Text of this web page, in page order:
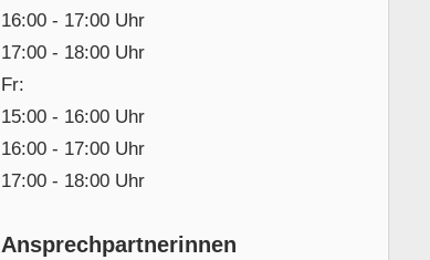
16:00 - 17:00 Uhr
17:00 - 18:00 Uhr
Fr:
15:00 - 16:00 Uhr
16:00 - 17:00 Uhr
17:00 - 18:00 Uhr
Ansprechpartnerinnen